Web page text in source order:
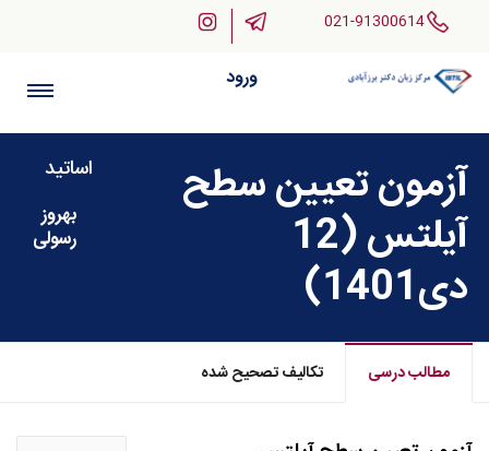
021-91300614
ورود
آزمون تعیین سطح
آیلتس (12
دی1401)
اساتید
بهروز
رسولی
مطالب درسی تکالیف تصحیح شده